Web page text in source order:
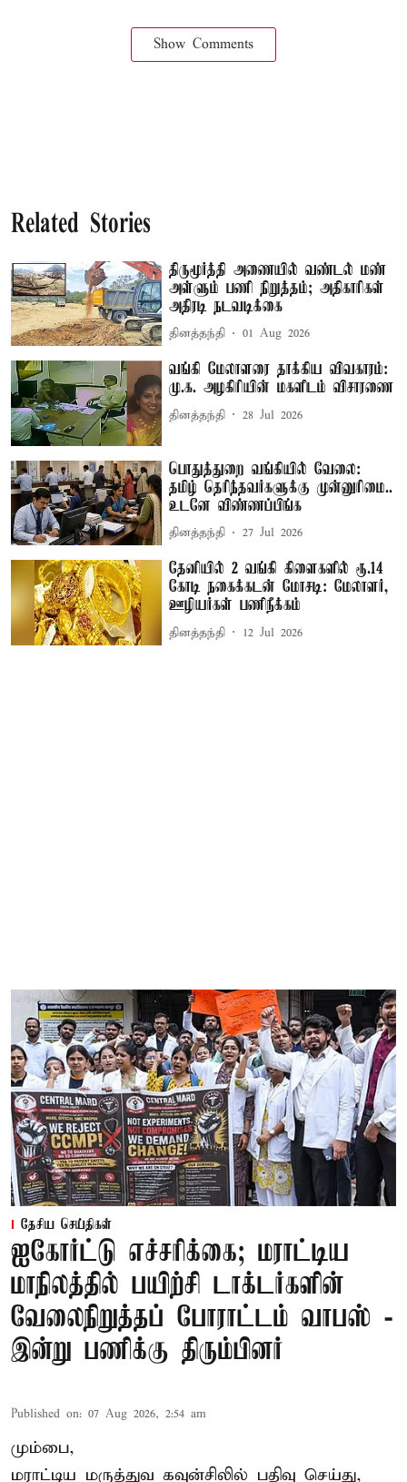
Show Comments
Related Stories
திருமூர்த்தி அணையில் வண்டல் மண்
அள்ளும் பணி நிறுத்தம்; அதிகாரிகள்
அதிரடி நடவடிக்கை
தினத்தந்தி 01 Aug 2026
வங்கி மேலாளரை தாக்கிய விவகாரம்:
மு.க. அழகிரியின் மகளிடம் விசாரணை
தினத்தந்தி 28 Jul 2026
பொதுத்துறை வங்கியில் வேலை:
தமிழ் தெரிந்தவர்களுக்கு முன்னுரிமை..
உடனே விண்ணப்பிங்க
தினத்தந்தி 27 Jul 2026
தேனியில் 2 வங்கி கிளைகளில் ரூ.14
கோடி நகைக்கடன் மோசடி: மேலாளர்,
ஊழியர்கள் பணிநீக்கம்
தினத்தந்தி 12 Jul 2026
தேசிய செய்திகள்
ஐகோர்ட்டு எச்சரிக்கை; மராட்டிய
மாநிலத்தில் பயிற்சி டாக்டர்களின்
வேலைநிறுத்தப் போராட்டம் வாபஸ் -
இன்று பணிக்கு திரும்பினர்
Published on: 07 Aug 2026, 2:54 am
மும்பை,
மராட்டிய மருத்துவ கவுன்சிலில் பதிவு செய்து,